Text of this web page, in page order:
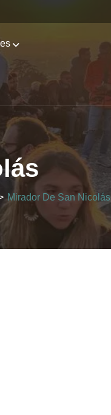
Mirador De San Nicolás